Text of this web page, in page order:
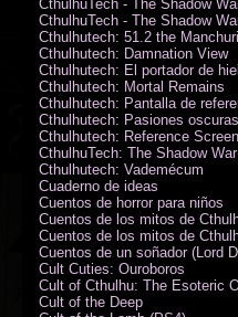
CthulhuTech - The Shadow
CthulhuTech - The Shadow
Cthulhutech: 51.2 the
Cthulhutech: Damnation View
Cthulhutech: El portador de
Cthulhutech: Mortal Remains
Cthulhutech: Pantalla de
Cthulhutech: Pasiones oscuras
Cthulhutech: Reference Screen
CthulhuTech: The Shadow
Cthulhutech: Vademécum
Cuaderno de ideas
Cuentos de horror para niños
Cuentos de los mitos de
Cuentos de los mitos de
Cuentos de un soñador (Lord
Cult Cuties: Ouroboros
Cult of Cthulhu: The Esoteric
Cult of the Deep